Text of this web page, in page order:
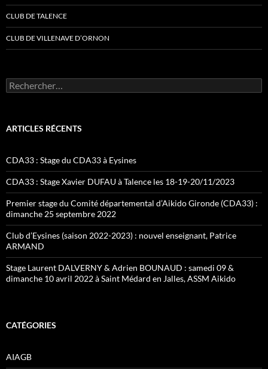
CLUB DE TALENCE
CLUB DE VILLENAVE D’ORNON
Rechercher :
ARTICLES RÉCENTS
CDA33 : Stage du CDA33 à Eysines
CDA33 : Stage Xavier DUFAU à Talence les 18-19-20/11/2023
Premier stage du Comité départemental d’Aikido Gironde (CDA33) :
dimanche 25 septembre 2022
Club d’Eysines (saison 2022-2023) : nouvel enseignant, Patrice
ARMAND
Stage Laurent DALVERNY & Adrien BOUNAUD : samedi 09 &
dimanche 10 avril 2022 à Saint Médard en Jalles, ASSM Aikido
CATÉGORIES
AIAGB